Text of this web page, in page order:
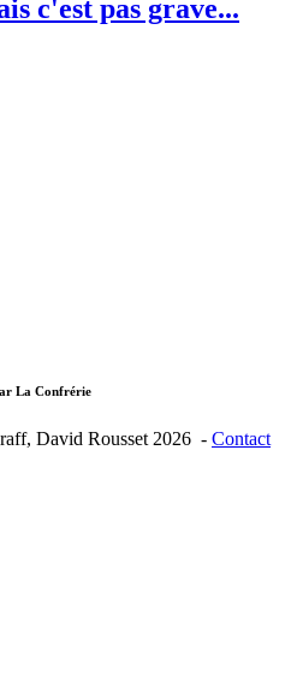
c'est pas grave...
La Confrérie
David Rousset 2026 - Contact